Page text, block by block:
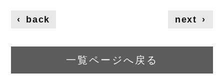
‹ back next ›
一覧ページへ戻る